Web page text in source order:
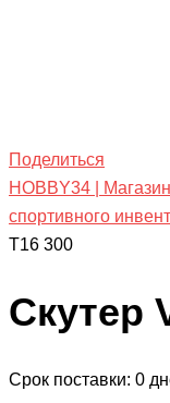
Поделиться
HOBBY34 |
спортивного
T16 300
Скутер
Срок поставки: 0